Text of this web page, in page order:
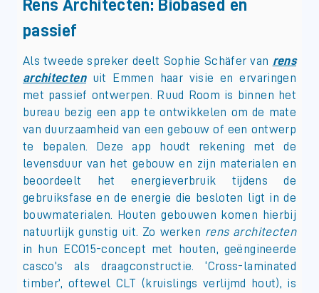
Rens Architecten: Biobased en
passief
Als tweede spreker deelt Sophie Schäfer van rens
architectenuit Emmen haar visie en ervaringen
met passief ontwerpen. Ruud Room is binnen het
bureau bezig een app te ontwikkelen om de mate
van duurzaamheid van een gebouw of een ontwerp
te bepalen. Deze app houdt rekening met de
levensduur van het gebouw en zijn materialen en
beoordeelt het energieverbruik tijdens de
gebruiksfase en de energie die besloten ligt in de
bouwmaterialen. Houten gebouwen komen hierbij
natuurlijk gunstig uit. Zo werken rens architecten
in hun ECO15-concept met houten, geëngineerde
casco’s als draagconstructie. ‘Cross-laminated
timber’, oftewel CLT (kruislings verlijmd hout), is